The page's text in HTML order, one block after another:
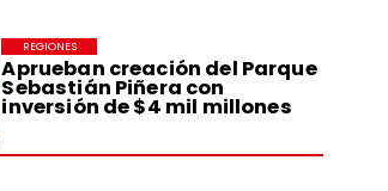
Aprueban creación del Parque
Sebastián Piñera con
inversión de $4 mil millones
REGIONES